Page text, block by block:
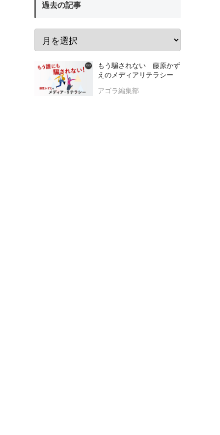
過去の記事
もう騙されない 藤原かず
えのメディアリテラシー
アゴラ編集部